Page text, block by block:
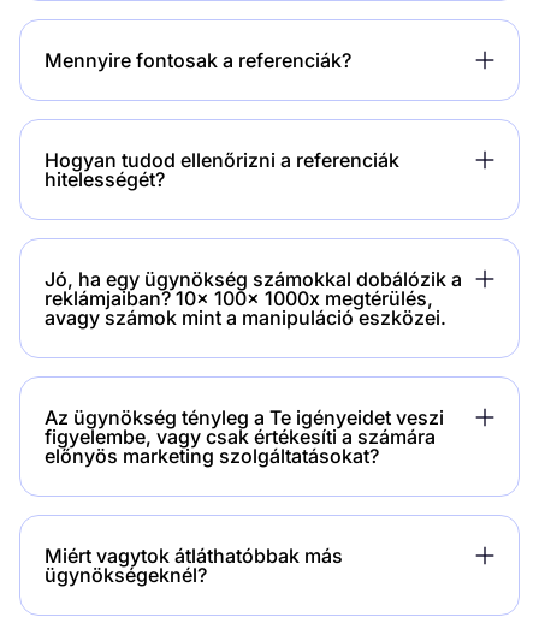
Mennyire fontosak a referenciák?
Hogyan tudod ellenőrizni a referenciák
hitelességét?
Jó, ha egy ügynökség számokkal dobálózik a
reklámjaiban? 10x 100x 1000x megtérülés,
avagy számok mint a manipuláció eszközei.
Az ügynökség tényleg a Te igényeidet veszi
figyelembe, vagy csak értékesíti a számára
előnyös marketing szolgáltatásokat?
Miért vagytok átláthatóbbak más
ügynökségeknél?